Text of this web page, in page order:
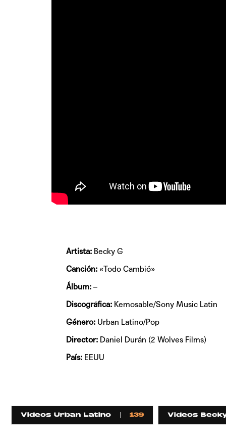
Artista:Becky G
Canción:«Todo Cambió»
Álbum:–
Discográfica:Kemosable/Sony Music Latin
Género:Urban Latino/Pop
Director:Daniel Durán (2 Wolves Films)
País:EEUU
Videos Urban Latino 139 Videos